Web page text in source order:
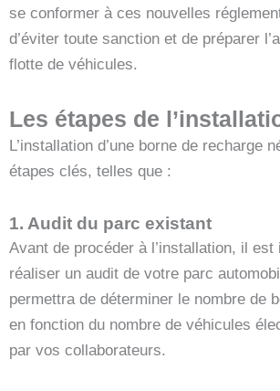
se conformer à ces nouvelles
d’éviter toute sanction et de préparer
flotte de véhicules.
Les étapes de
L’installation d’une borne de recharge
étapes clés, telles que :
1. Audit du parc existant
Avant de procéder à l’installation, il est
réaliser un audit de votre parc
permettra de déterminer le nombre de
en fonction du nombre de véhicules
par vos collaborateurs.